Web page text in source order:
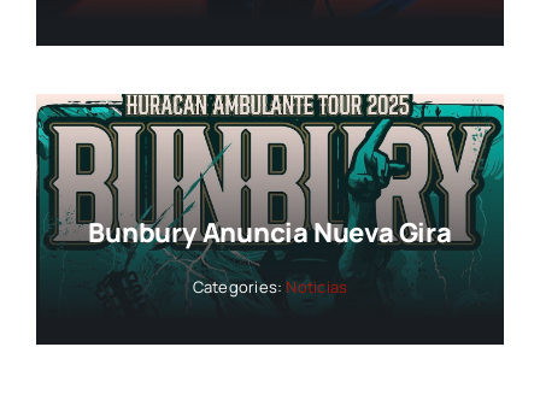
Bunbury Anuncia Nueva Gira
Categories: Noticias